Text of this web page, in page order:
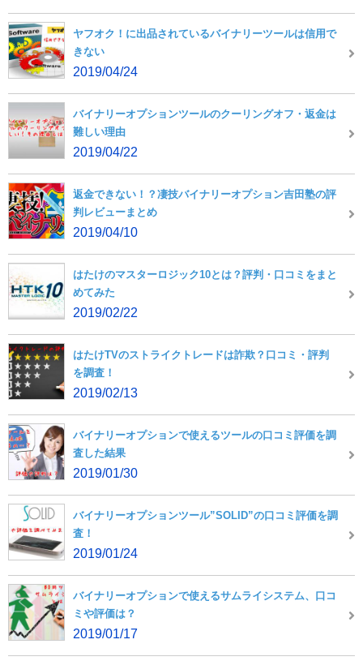
ヤフオク！に出品されているバイナリーツールは信用で
きない
2019/04/24
バイナリーオプションツールのクーリングオフ・返金は
難しい理由
2019/04/22
返金できない！？凄技バイナリーオプション吉田塾の評
判レビューまとめ
2019/04/10
はたけのマスターロジック10とは？評判・口コミをまと
めてみた
2019/02/22
はたけTVのストライクトレードは詐欺？口コミ・評判
を調査！
2019/02/13
バイナリーオプションで使えるツールの口コミ評価を調
査した結果
2019/01/30
バイナリーオプションツール”SOLID”の口コミ評価を調
査！
2019/01/24
バイナリーオプションで使えるサムライシステム、口コ
ミや評価は？
2019/01/17